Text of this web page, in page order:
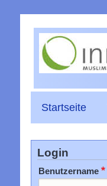
Startseite
Login
Benutzername